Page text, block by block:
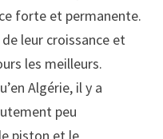
forte et permanente.
leur croissance et
les meilleurs.
Algérie, il y a
peu